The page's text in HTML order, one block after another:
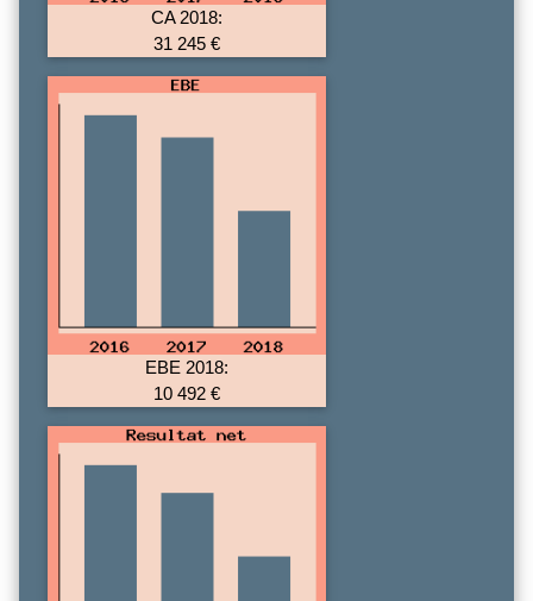
CA 2018:
31 245 €
EBE 2018:
10 492 €